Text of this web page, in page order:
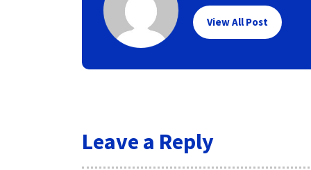
View All Post
Leave a Reply